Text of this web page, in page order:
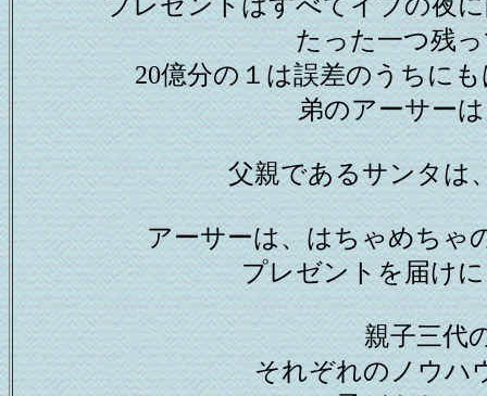
たった一つ残
20億分の１は誤差のうちに
弟のアーサー
父親であるサンタは
アーサーは、はちゃめちゃ
プレゼントを届け
親子三代
それぞれのノウハ